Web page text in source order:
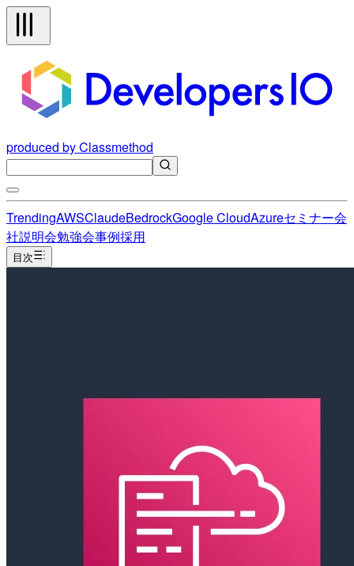
produced by Classmethod
TrendingAWSClaudeBedrockGoogle CloudAzureセミナー会
社説明会勉強会事例採用
目次